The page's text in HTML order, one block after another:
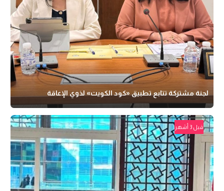
لجنة مشتركة تتابع تطبيق «كود الكويت» لذوي الإعاقة
قبل 3 أشهر